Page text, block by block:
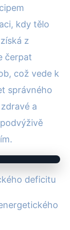
kdy tělo
z
čerpat
což vede k
správného
a
deficitu